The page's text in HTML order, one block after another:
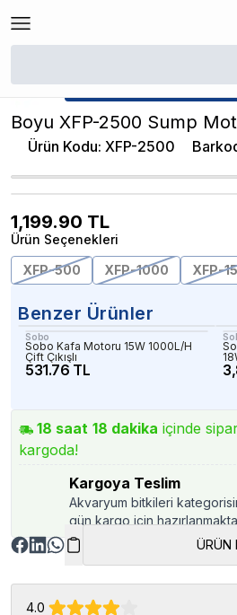
/
★ Atakan Petshop,
Boyu XFP-2500 Sump
Ürün Kodu: XFP-2500
1,199.90 TL
Ürün Seçenekleri
XFP-500
XFP-1000 XFP-
Benzer Ürünler
Sobo
Sobo Kafa Motoru 15W 1000L/H
Çift Çıkışlı
531.76 TL
18 saat 18 dakika içinde
kargoda!
Kargoya Teslim
Akvaryum bitkileri
gün kargo için
ÜRÜN
4.0